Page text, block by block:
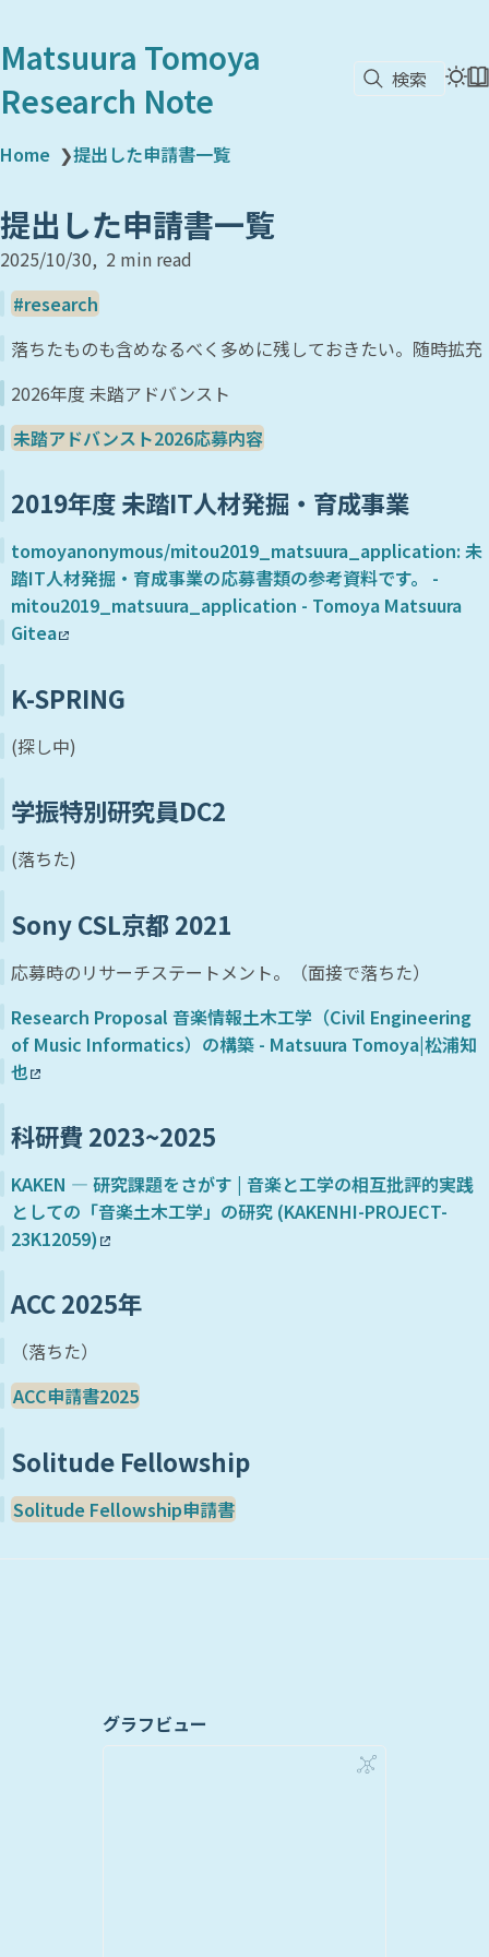
Matsuura Tomoya
Research Note
検索
Home ❯提出した申請書一覧
提出した申請書一覧
2025/10/30
2 min read
research
落ちたものも含めなるべく多めに残しておきたい。随時拡充
2026年度 未踏アドバンスト
未踏アドバンスト2026応募内容
2019年度 未踏IT人材発掘・育成事業
tomoyanonymous/mitou2019_matsuura_application: 未
踏IT人材発掘・育成事業の応募書類の参考資料です。 -
mitou2019_matsuura_application - Tomoya Matsuura
Gitea
K-SPRING
(探し中)
学振特別研究員DC2
(落ちた)
Sony CSL京都 2021
応募時のリサーチステートメント。（面接で落ちた）
Research Proposal 音楽情報土木工学（Civil Engineering
of Music Informatics）の構築 - Matsuura Tomoya|松浦知
也
科研費 2023~2025
KAKEN — 研究課題をさがす | 音楽と工学の相互批評的実践
としての「音楽土木工学」の研究 (KAKENHI-PROJECT-
23K12059)
ACC 2025年
（落ちた）
ACC申請書2025
Solitude Fellowship
Solitude Fellowship申請書
グラフビュー